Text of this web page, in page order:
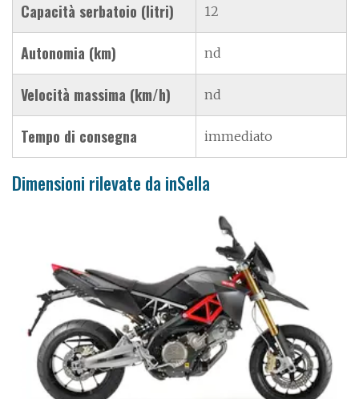
Capacità serbatoio (litri) 12
Autonomia (km) nd
Velocità massima (km/h) nd
Tempo di consegna immediato
Dimensioni rilevate da inSella